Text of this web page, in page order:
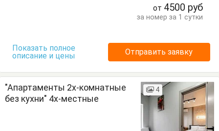
от 4500 руб
за номер за 1 сутки
Показать полное
описание и цены
Отправить заявку
"Апартаменты 2х-комнатные
без кухни" 4х-местные
4